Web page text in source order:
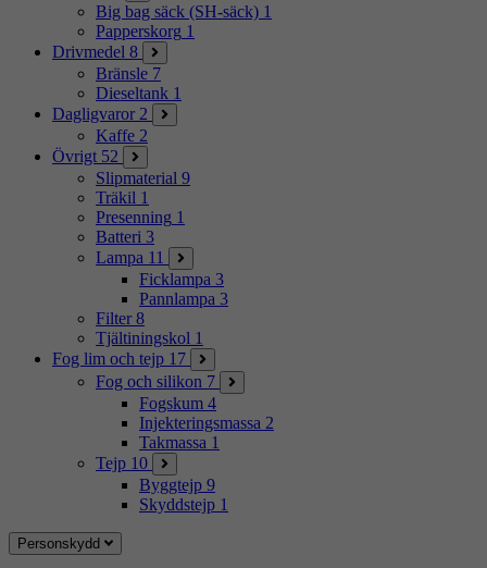
Big bag säck (SH-säck) 1
Papperskorg 1
Drivmedel 8
Bränsle 7
Dieseltank 1
Dagligvaror 2
Kaffe 2
Övrigt 52
Slipmaterial 9
Träkil 1
Presenning 1
Batteri 3
Lampa 11
Ficklampa 3
Pannlampa 3
Filter 8
Tjältiningskol 1
Fog lim och tejp 17
Fog och silikon 7
Fogskum 4
Injekteringsmassa 2
Takmassa 1
Tejp 10
Byggtejp 9
Skyddstejp 1
Personskydd